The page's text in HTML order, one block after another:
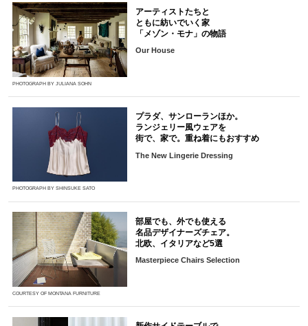
PHOTOGRAPH BY JULIANA SOHN
アーティストたちと
ともに紡いでいく家
「メゾン・モナ」の物語
Our House
PHOTOGRAPH BY SHINSUKE SATO
プラダ、サンローランほか。
ランジェリー風ウェアを
街で、家で。重ね着にもおすすめ
The New Lingerie Dressing
COURTESY OF MONTANA FURNITURE
部屋でも、外でも使える
名品デザイナーズチェア。
北欧、イタリアなど5選
Masterpiece Chairs Selection